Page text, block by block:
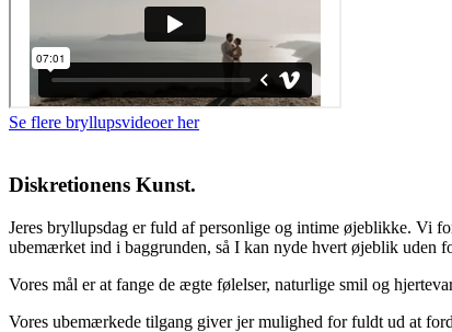
Se flere bryllupsvideoer her
Diskretionens Kunst.
Jeres bryllupsdag er fuld af personlige og intime øjeblikke. Vi
ubemærket ind i baggrunden, så I kan nyde hvert øjeblik uden
Vores mål er at fange de ægte følelser, naturlige smil og
Vores ubemærkede tilgang giver jer mulighed for fuldt ud at